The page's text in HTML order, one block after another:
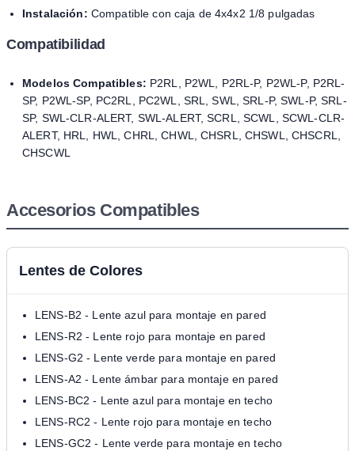
Instalación: Compatible con caja de 4x4x2 1/8 pulgadas
Compatibilidad
Modelos Compatibles: P2RL, P2WL, P2RL-P, P2WL-P, P2RL-
SP, P2WL-SP, PC2RL, PC2WL, SRL, SWL, SRL-P, SWL-P, SRL-
SP, SWL-CLR-ALERT, SWL-ALERT, SCRL, SCWL, SCWL-CLR-
ALERT, HRL, HWL, CHRL, CHWL, CHSRL, CHSWL, CHSCRL,
CHSCWL
Accesorios Compatibles
Lentes de Colores
LENS-B2 - Lente azul para montaje en pared
LENS-R2 - Lente rojo para montaje en pared
LENS-G2 - Lente verde para montaje en pared
LENS-A2 - Lente ámbar para montaje en pared
LENS-BC2 - Lente azul para montaje en techo
LENS-RC2 - Lente rojo para montaje en techo
LENS-GC2 - Lente verde para montaje en techo